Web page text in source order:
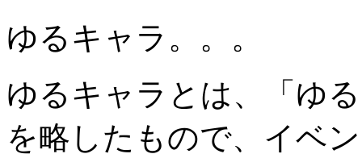
ゆるキャラ。。。
ゆるキャラとは、「ゆ
を略したもので、イベ